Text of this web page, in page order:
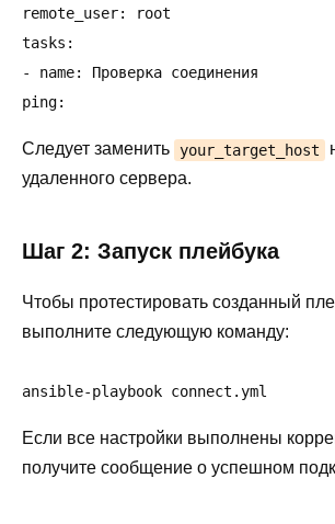
remote_user: root
tasks:
- name: Проверка соединения
Следует заменить your_target_host
удаленного сервера.
Шаг 2: Запуск плейбука
Чтобы протестировать созданный
выполните следующую команду:
ansible-playbook connect.yml
Если все настройки выполнены
получите сообщение о успешном